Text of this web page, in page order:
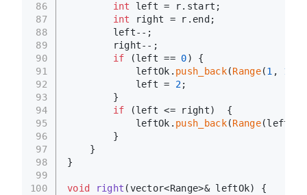
86
87
88
89
90
91
92
93
94
95
96
97
98
99
100
int left = r.start;
int right = r.end;
        left--;
        right--;
if (left == 0) {
            leftOk.
push_back(Range(1 , 1
            left =
2;
        }
if (left <= right)  {
            leftOk.
push_back(Range(left,
        }
    }
}
void right (vector<Range>& leftOk)
{